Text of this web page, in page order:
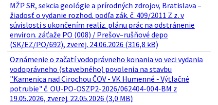
MŽP SR, sekcia geológie a prírodných zdrojov, Bratislava –
žiadosť o vydanie rozhod. podľa zák. č. 409/2011 Z.z. v
súvislosti s ukončením realiz. plánu prác na odstránenie
environ. záťaže PO (008) / Prešov–rušňové depo
(SK/EZ/PO/692), zverej. 24.06.2026 (316,8 kB)
Oznámenie o začatí vodoprávneho konania vo veci vydania
vodoprávneho (stavebného) povolenia na stavbu
"Kamenica nad Cirochou ČOV - VK Humenné - Výtlačné
potrubie" č. OU-PO-OSZP2-2026/062404-004-BM z
19.05.2026, zverej. 22.05.2026 (3,0 MB)